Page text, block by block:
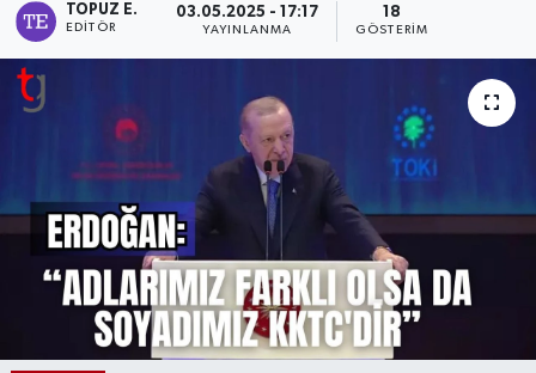
TOPUZ E.
EDITÖR
03.05.2025 - 17:17
YAYINLANMA
18
GÖSTERIM